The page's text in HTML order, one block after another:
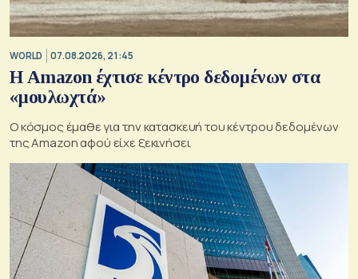
WORLD 07.08.2026, 21:45
Η Amazon έχτισε κέντρο δεδομένων στα
«μουλωχτά»
Ο κόσμος έμαθε για την κατασκευή του κέντρου δεδομένων
της Amazon αφού είχε ξεκινήσει